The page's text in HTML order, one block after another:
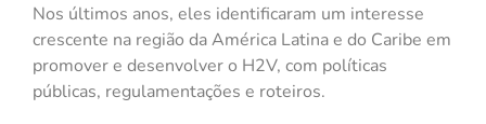
Nos últimos anos, eles identificaram um interesse
crescente na região da América Latina e do Caribe em
promover e desenvolver o H2V, com políticas
públicas, regulamentações e roteiros.